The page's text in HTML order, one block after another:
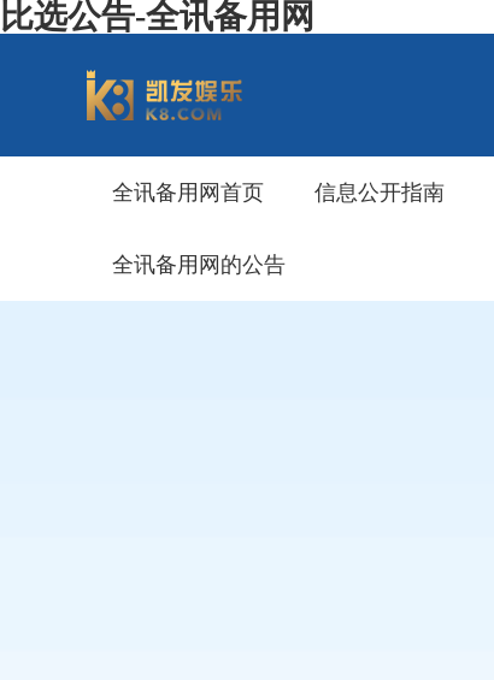
比选公告-全讯备用网
全讯备用网首页 信息公开指南
全讯备用网的公告